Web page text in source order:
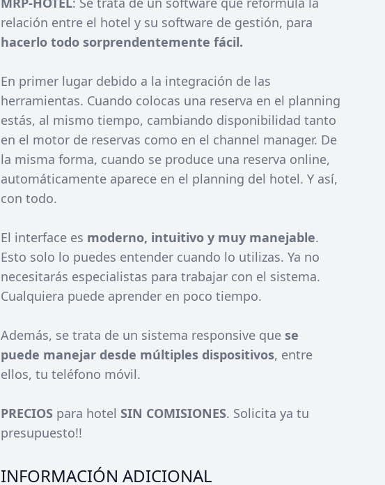
relación entre el hotel y su software de gestión, para
hacerlo todo sorprendentemente fácil.
En primer lugar debido a la integración de las
herramientas. Cuando colocas una reserva en el planning
estás, al mismo tiempo, cambiando disponibilidad tanto
en el motor de reservas como en el channel manager. De
la misma forma, cuando se produce una reserva online,
automáticamente aparece en el planning del hotel. Y así,
con todo.
El interface es moderno, intuitivo y muy manejable.
Esto solo lo puedes entender cuando lo utilizas. Ya no
necesitarás especialistas para trabajar con el sistema.
Cualquiera puede aprender en poco tiempo.
Además, se trata de un sistema responsive que se
puede manejar desde múltiples dispositivos, entre
ellos, tu teléfono móvil.
PRECIOS para hotel SIN COMISIONES. Solicita ya tu
presupuesto!!
INFORMACIÓN ADICIONAL